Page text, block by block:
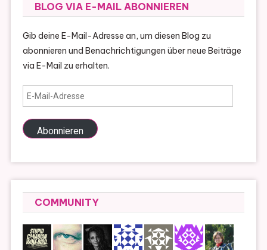
BLOG VIA E-MAIL ABONNIEREN
Gib deine E-Mail-Adresse an, um diesen Blog zu
abonnieren und Benachrichtigungen über neue Beiträge
via E-Mail zu erhalten.
E-
Mail-
Adresse
Abonnieren
COMMUNITY